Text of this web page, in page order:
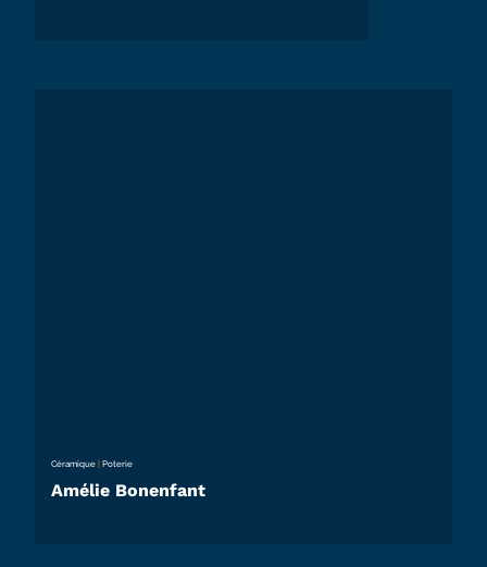
Céramique |Poterie
Amélie Bonenfant